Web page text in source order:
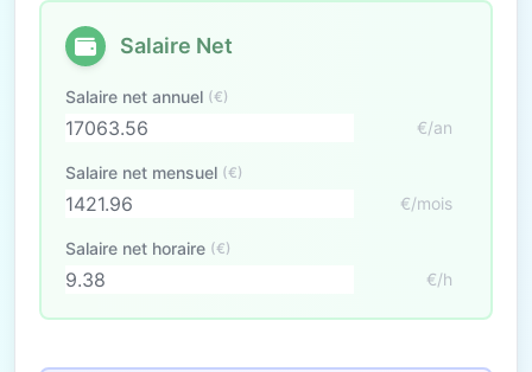
Salaire Net
Salaire net annuel (€)
€/an
Salaire net mensuel (€)
€/mois
Salaire net horaire (€)
€/h